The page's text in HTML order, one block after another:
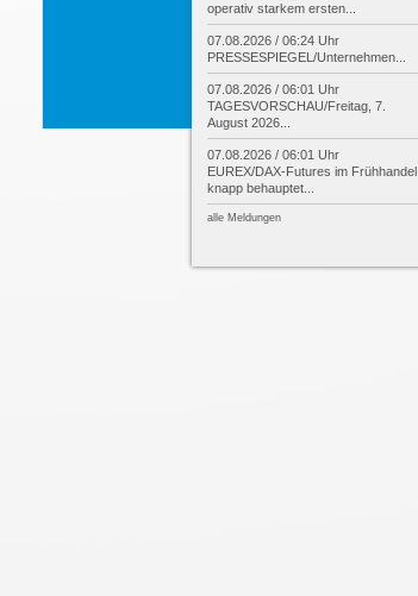
operativ starkem ersten...
07.08.2026 / 06:24 Uhr
PRESSESPIEGEL/Unternehmen...
07.08.2026 / 06:01 Uhr
TAGESVORSCHAU/Freitag, 7.
August 2026...
07.08.2026 / 06:01 Uhr
EUREX/DAX-Futures im Frühhandel
knapp behauptet...
alle Meldungen